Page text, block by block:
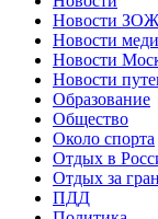
Новости ЗОЖ
Новости
Новости
Новости
Образование
Общество
Около спорта
Отдых в
Отдых за
ПДД